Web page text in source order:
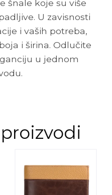
šnale koje su više
U zavisnosti
i vaših potreba,
i širina. Odlučite
u jednom